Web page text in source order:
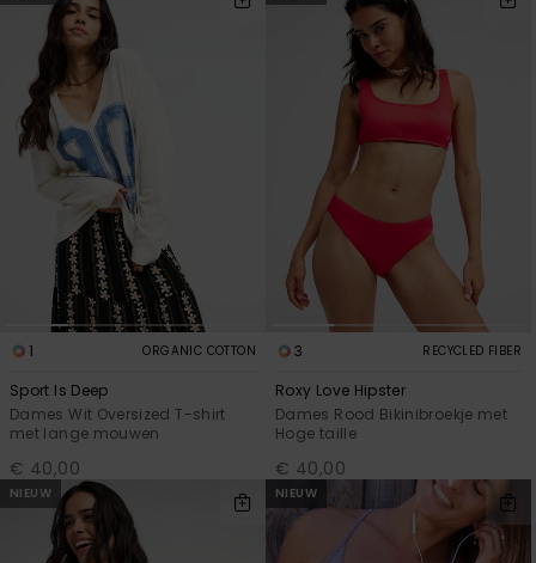
1 ORGANIC COTTON
Sport Is Deep
Dames Wit Oversized T-shirt
met lange mouwen
€ 40,00
3 RECYCLED FIBER
Roxy Love Hipster
Dames Rood Bikinibroekje met
Hoge taille
€ 40,00
NIEUW NIEUW